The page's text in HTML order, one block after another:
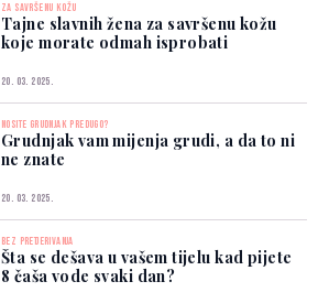
ZA SAVRŠENU KOŽU
Tajne slavnih žena za savršenu kožu
koje morate odmah isprobati
20. 03. 2025.
NOSITE GRUDNJAK PREDUGO?
Grudnjak vam mijenja grudi, a da to ni
ne znate
20. 03. 2025.
BEZ PRETJERIVANJA
Šta se dešava u vašem tijelu kad pijete
8 čaša vode svaki dan?